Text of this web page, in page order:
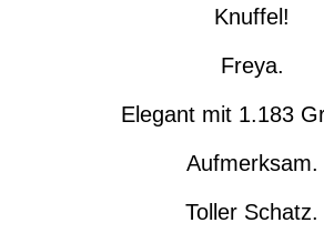
Knuffel!
Freya.
Elegant mit 1.183
Aufmerksam.
Toller Schatz.